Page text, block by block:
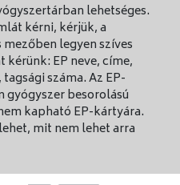
lehetséges.
kérni, kérjük, a
legyen szíves
EP neve, címe,
száma. Az EP-
gyógyszer besorolású
kapható EP-kártyára.
mit nem lehet arra